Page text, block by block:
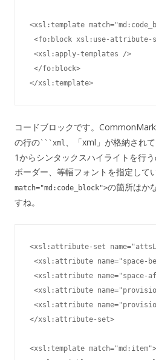
<xsl:template
<fo:block xsl:use-attribute-
<xsl:apply-templates />
</fo:block>
</xsl:template>
コードブロックです。
の行の ```xml、「xml」が格納されて
1からシンタックスハイライトを行
ボーダー、等幅フォントを指定して
match="md:code_block">の箇所はか
すね。
<xsl:attribute-set
<xsl:attribute name="space-
<xsl:attribute name="space-
<xsl:attribute
<xsl:attribute
</xsl:attribute-set>
<xsl:template match="md:item">